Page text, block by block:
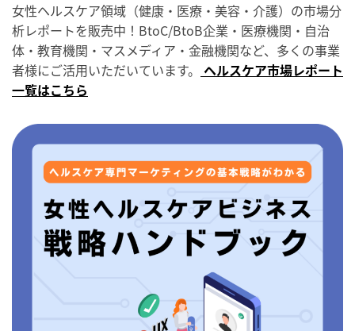
女性ヘルスケア領域（健康・医療・美容・介護）の市場分
析レポートを販売中！BtoC/BtoB企業・医療機関・自治
体・教育機関・マスメディア・金融機関など、多くの事業
者様にご活用いただいています。 ヘルスケア市場レポート
一覧はこちら